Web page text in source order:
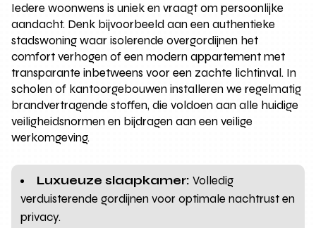
Iedere woonwens is uniek en vraagt om persoonlijke
aandacht. Denk bijvoorbeeld aan een authentieke
stadswoning waar isolerende overgordijnen het
comfort verhogen of een modern appartement met
transparante inbetweens voor een zachte lichtinval. In
scholen of kantoorgebouwen installeren we regelmatig
brandvertragende stoffen, die voldoen aan alle huidige
veiligheidsnormen en bijdragen aan een veilige
werkomgeving.
Luxueuze slaapkamer: Volledig
verduisterende gordijnen voor optimale nachtrust en
privacy.